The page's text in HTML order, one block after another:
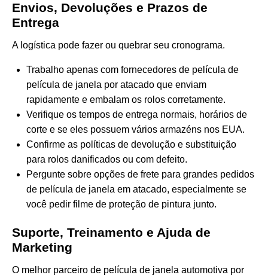
Envios, Devoluções e Prazos de
Entrega
A logística pode fazer ou quebrar seu cronograma.
Trabalho apenas com fornecedores de película de
película de janela por atacado que enviam
rapidamente e embalam os rolos corretamente.
Verifique os tempos de entrega normais, horários de
corte e se eles possuem vários armazéns nos EUA.
Confirme as políticas de devolução e substituição
para rolos danificados ou com defeito.
Pergunte sobre opções de frete para grandes pedidos
de película de janela em atacado, especialmente se
você pedir filme de proteção de pintura junto.
Suporte, Treinamento e Ajuda de
Marketing
O melhor parceiro de película de janela automotiva por